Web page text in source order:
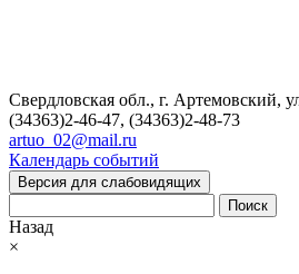
Свердловская обл., г. Артемовский,
(34363)2-46-47, (34363)2-48-73
artuo_02@mail.ru
Календарь событий
Версия для слабовидящих
Поиск
Назад
×